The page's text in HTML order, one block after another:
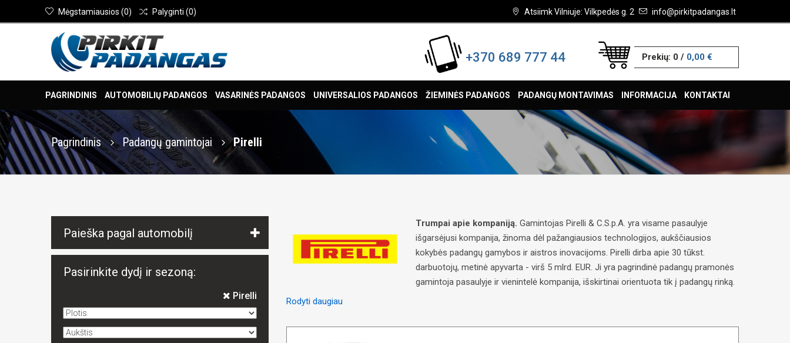
Atsiimk Vilniuje: Vilkpedės g. 2 info@pirkitpadangas.lt
Mėgstamiausios (0) Palyginti (0)
+370 689 777 44 Prekių: 0/ 0,00 €
PAGRINDINIS AUTOMOBILIŲ PADANGOS VASARINĖS PADANGOS UNIVERSALIOS PADANGOS ŽIEMINĖS PADANGOS PADANGŲ MONTAVIMAS INFORMACIJA KONTAKTAI
Pagrindinis Padangų gamintojai Pirelli
Paieška pagal automobilį
Pasirinkite dydį ir sezoną:
Pirelli
Trumpai apie kompaniją. Gamintojas Pirelli & C.S.p.A. yra visame pasaulyje
išgarsėjusi kompanija, žinoma dėl pažangiausios technologijos, aukščiausios
kokybės padangų gamybos ir aistros inovacijoms. Pirelli dirba apie 30 tūkst.
darbuotojų, metinė apyvarta - virš 5 mlrd. EUR. Ji yra pagrindinė padangų pramonės
gamintoja pasaulyje ir vienintelė kompanija, išskirtinai orientuota tik į padangų rinką.
Rodyti daugiau